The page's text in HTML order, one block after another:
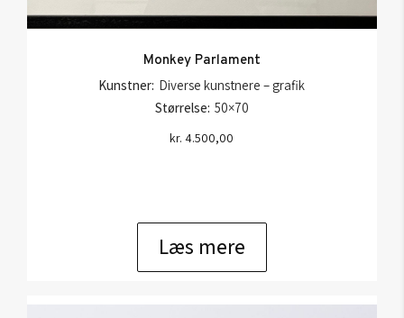
Monkey Parlament
Kunstner: Diverse kunstnere – grafik
Størrelse: 50×70
kr. 4.500,00
Læs mere